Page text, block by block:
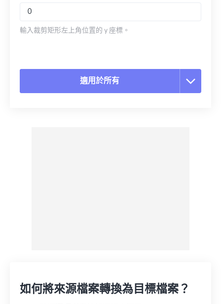
輸入裁剪矩形左上角位置的 y 座標。
適用於所有
如何將來源檔案轉換為目標檔案？